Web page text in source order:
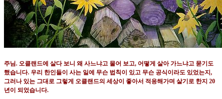
주님. 오클랜드에 살다 보니 왜 사느냐고 물어 보고, 어떻게 살아 가느냐고 묻기도
했습니다. 우리 한인들이 사는 일에 무슨 법칙이 있고 무슨 공식이라도 있었는지,
그러나 있는 그대로 그렇게 오클랜드의 세상이 좋아서 적응해가며 살기로 한지 20
년이 되었습니다.